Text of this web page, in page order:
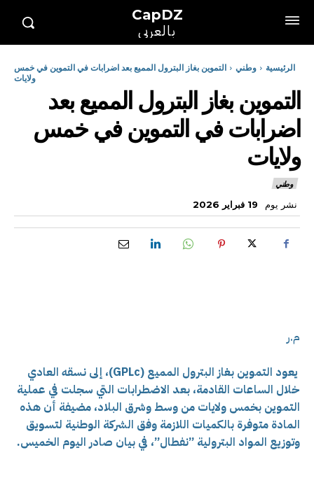
CapDZ
بالعربي
الرئيسية وطني
التموين بغاز البترول المميع بعد اضرابات في التموين في خمس
ولايات
التموين بغاز البترول المميع بعد
اضرابات في التموين في خمس
ولايات
وطني
نشر يوم 19 فبراير 2026
م.ر
يعود التموين بغاز البترول المميع (GPLc)، إلى نسقه العادي
خلال الساعات القادمة، بعد الاضطرابات التي سجلت في عملية
التموين بخمس ولايات من وسط وشرق البلاد، مضيفة أن هذه
المادة متوفرة بالكميات اللازمة وفق الشركة الوطنية لتسويق
وتوزيع المواد البترولية ”نفطال”، في بيان صادر اليوم الخميس.